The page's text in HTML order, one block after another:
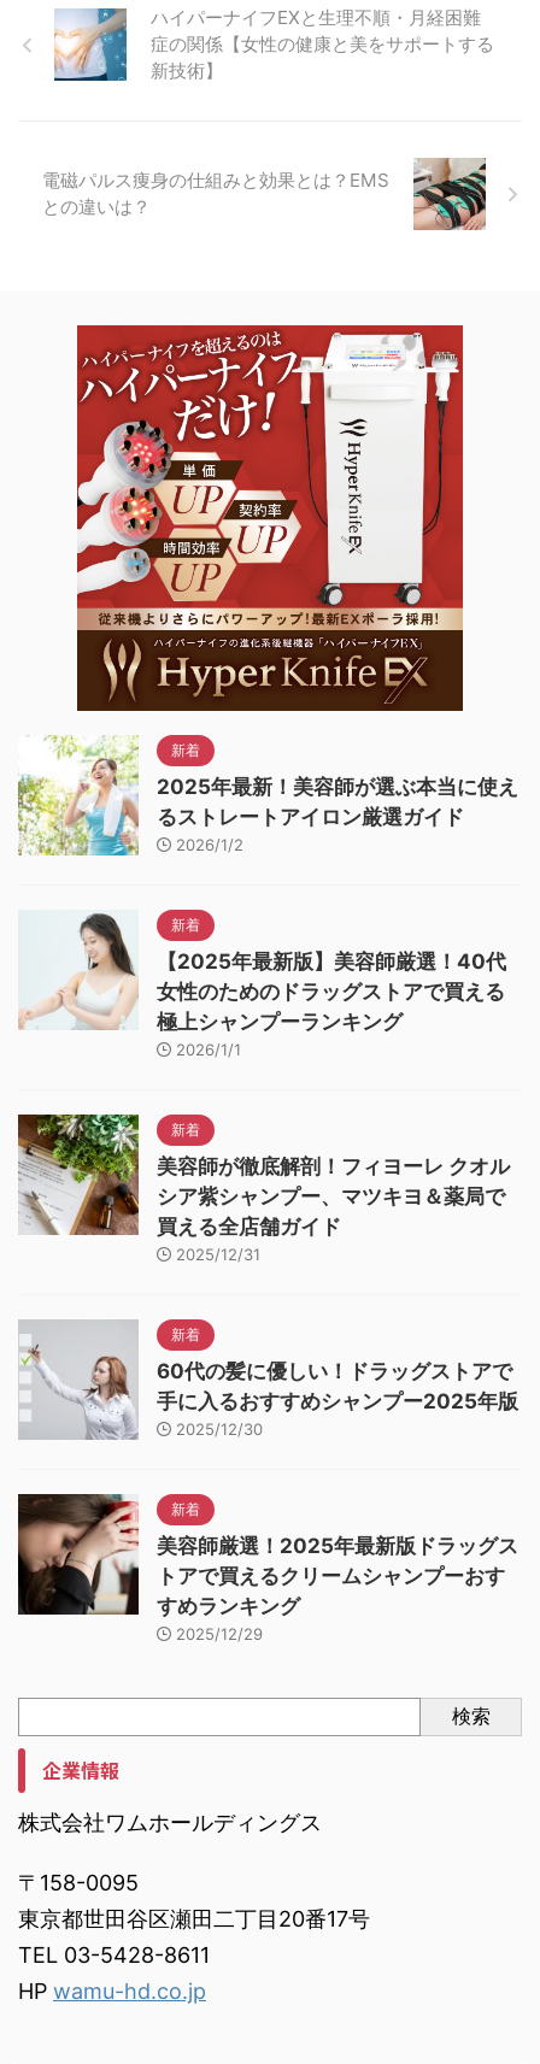
ハイパーナイフEXと生理不順・月経困難
症の関係【女性の健康と美をサポートする
新技術】
電磁パルス痩身の仕組みと効果とは？EMS
との違いは？
新着
2025年最新！美容師が選ぶ本当に使え
るストレートアイロン厳選ガイド
2026/1/2
新着
【2025年最新版】美容師厳選！40代
女性のためのドラッグストアで買える
極上シャンプーランキング
2026/1/1
新着
美容師が徹底解剖！フィヨーレ クオル
シア紫シャンプー、マツキヨ＆薬局で
買える全店舗ガイド
2025/12/31
新着
60代の髪に優しい！ドラッグストアで
手に入るおすすめシャンプー2025年版
2025/12/30
新着
美容師厳選！2025年最新版ドラッグス
トアで買えるクリームシャンプーおす
すめランキング
2025/12/29
検索
企業情報
株式会社ワムホールディングス
〒158-0095
東京都世田谷区瀬田二丁目20番17号
TEL 03-5428-8611
HP wamu-hd.co.jp